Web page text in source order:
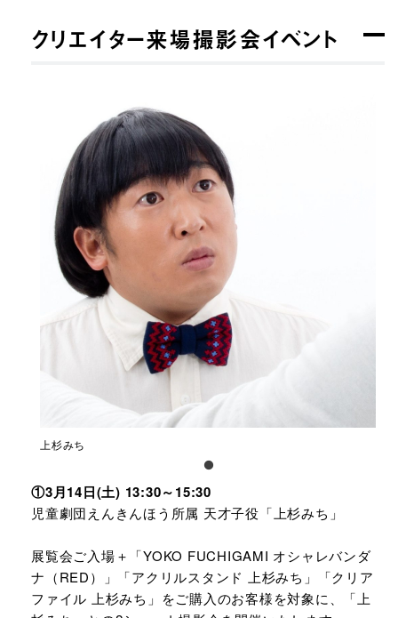
クリエイター来場撮影会イベント
上杉みち
①3月14日(土) 13:30～15:30
児童劇団えんきんほう所属 天才子役「上杉みち」
展覧会ご入場＋「YOKO FUCHIGAMI オシャレバンダ
ナ（RED）」「アクリルスタンド 上杉みち」「クリア
ファイル 上杉みち」をご購入のお客様を対象に、「上